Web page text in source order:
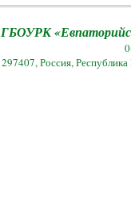
ГБОУРК
297407, Россия,